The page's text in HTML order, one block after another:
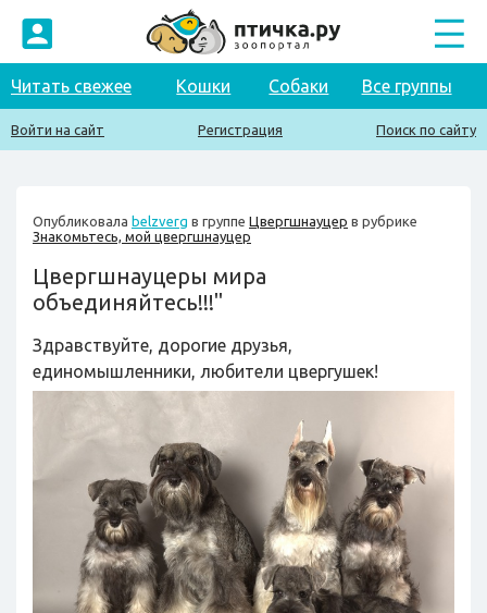
Читать свежее Кошки Собаки Все группы
Войти на сайт Регистрация Поиск по сайту
Опубликовала belzverg в группе Цвергшнауцер в рубрике
Знакомьтесь, мой цвергшнауцер
Цвергшнауцеры мира
объединяйтесь!!!"
Здравствуйте, дорогие друзья,
единомышленники, любители цвергушек!